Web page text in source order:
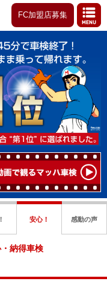
FC加盟店募集
安心！ 感動の声
納得車検